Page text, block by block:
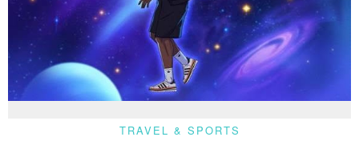
TRAVEL & SPORTS